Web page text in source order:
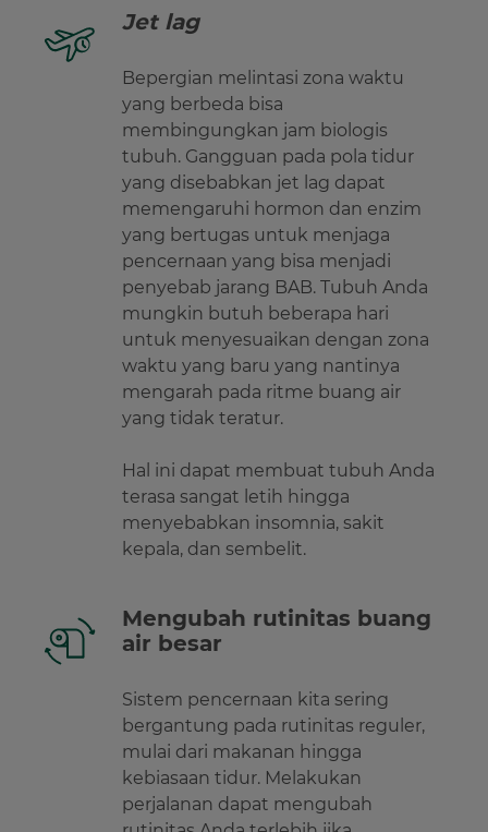
Jet lag
Bepergian melintasi zona waktu
yang berbeda bisa
membingungkan jam biologis
tubuh. Gangguan pada pola tidur
yang disebabkan jet lag dapat
memengaruhi hormon dan enzim
yang bertugas untuk menjaga
pencernaan yang bisa menjadi
penyebab jarang BAB. Tubuh Anda
mungkin butuh beberapa hari
untuk menyesuaikan dengan zona
waktu yang baru yang nantinya
mengarah pada ritme buang air
yang tidak teratur.
Hal ini dapat membuat tubuh Anda
terasa sangat letih hingga
menyebabkan insomnia, sakit
kepala, dan sembelit.
Mengubah rutinitas buang
air besar
Sistem pencernaan kita sering
bergantung pada rutinitas reguler,
mulai dari makanan hingga
kebiasaan tidur. Melakukan
perjalanan dapat mengubah